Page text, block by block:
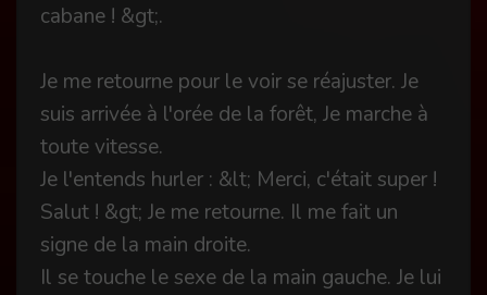
cabane ! &gt;.
Je me retourne pour le voir se réajuster. Je
suis arrivée à l'orée de la forêt, Je marche à
toute vitesse.
Je l'entends hurler : &lt; Merci, c'était super !
Salut ! &gt; Je me retourne. Il me fait un
signe de la main droite.
Il se touche le sexe de la main gauche. Je lui